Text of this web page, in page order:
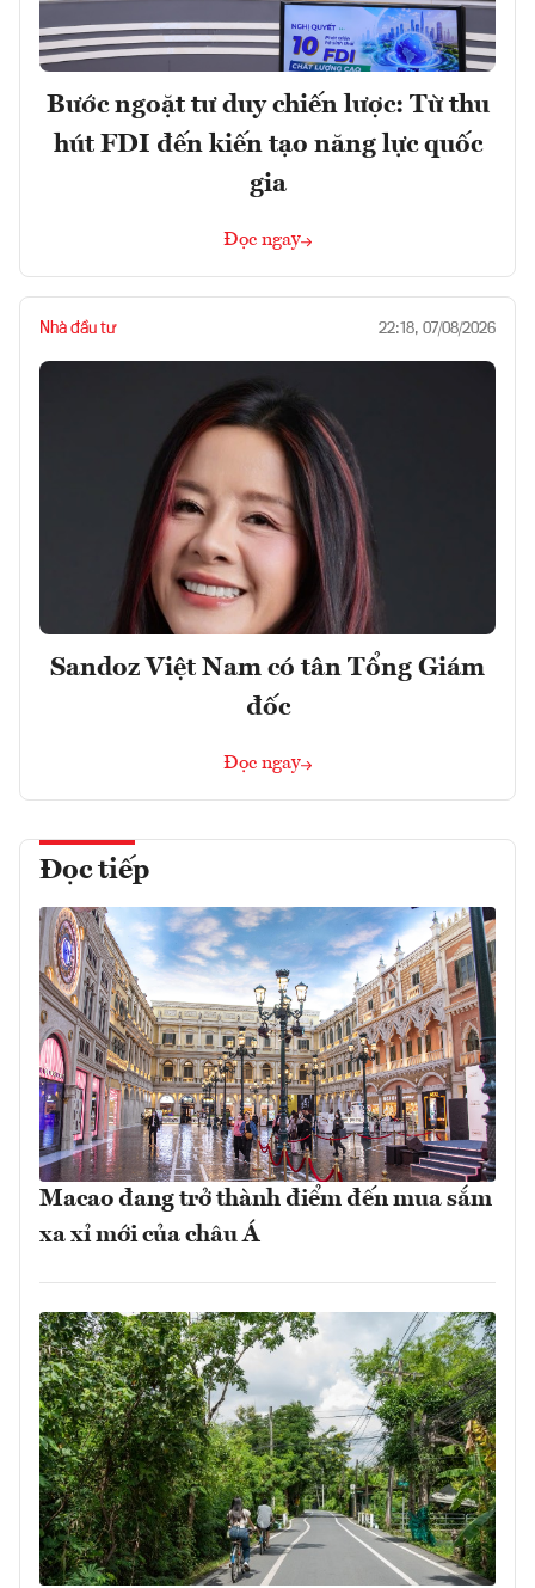
Bước ngoặt tư duy chiến lược: Từ thu
hút FDI đến kiến tạo năng lực quốc
gia
Đọc ngay
Nhà đầu tư 22:18, 07/08/2026
Sandoz Việt Nam có tân Tổng Giám
đốc
Đọc ngay
Đọc tiếp
Macao đang trở thành điểm đến mua sắm
xa xỉ mới của châu Á